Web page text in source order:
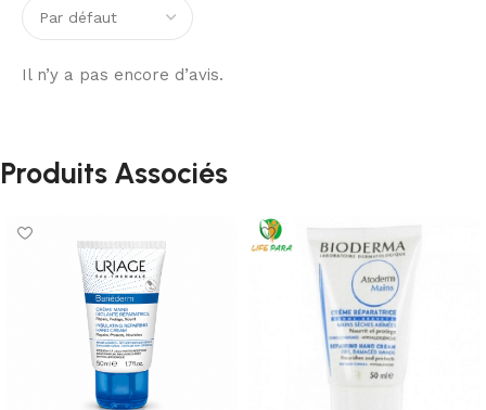
Il n’y a pas encore d’avis.
Produits Associés